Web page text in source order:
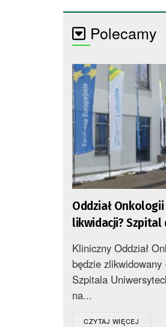
Polecamy
Oddział
likwidacji?
Kliniczny Oddział
będzie
Szpitala
na...
CZYTAJ WIĘCEJ